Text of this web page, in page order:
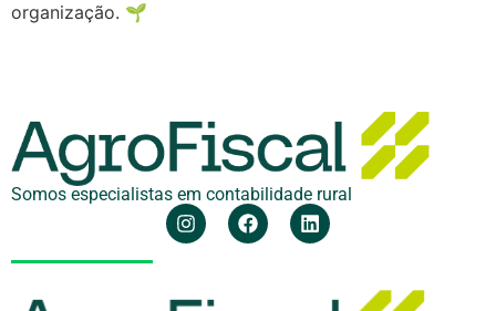
organização. 🌱
Somos especialistas em contabilidade rural